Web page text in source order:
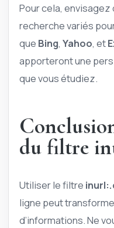
Pour cela, envisagez
recherche variés
que Bing Yahoo , et
apporteront une
que vous étudiez.
du filtre
Utiliser le filtre
ligne peut
d’informations. Ne